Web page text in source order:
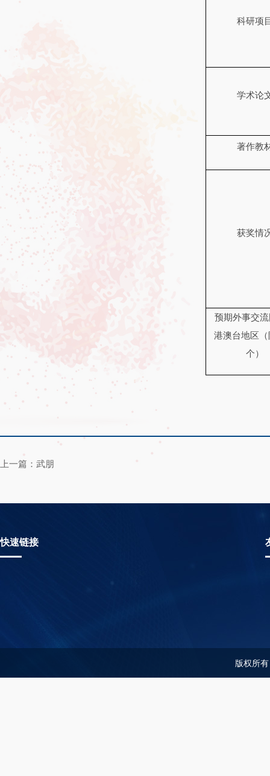
科研项
学术论
著作教
获奖情
预期外事交
港澳台地区（
个）
上一篇：武朋
快速链接
版权所